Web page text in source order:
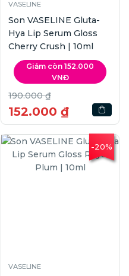
VASELINE
Son VASELINE Gluta-
Hya Lip Serum Gloss
Cherry Crush | 10ml
Giảm còn 152.000
VNĐ
190.000 ₫
152.000 ₫
-20%
VASELINE